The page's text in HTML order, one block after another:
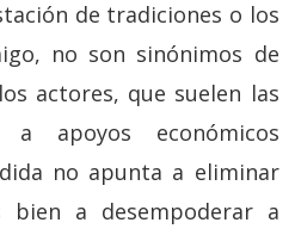
de tradiciones o los
no son sinónimos de
actores, que suelen las
a apoyos económicos
no apunta a eliminar
bien a desempoderar a